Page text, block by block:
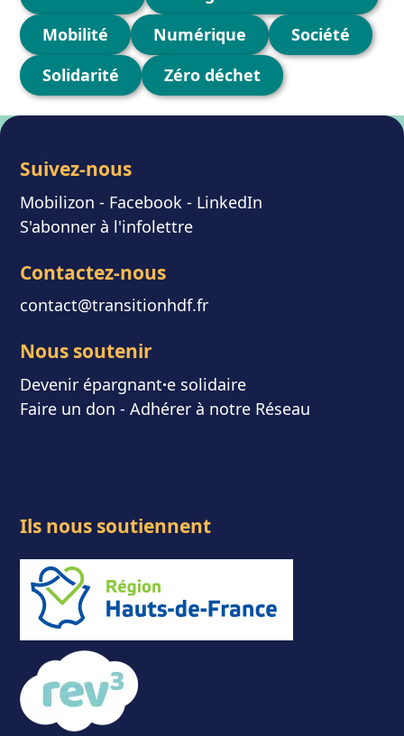
Mobilité
Numérique
Société
Solidarité
Zéro déchet
Suivez-nous
Mobilizon - Facebook - LinkedIn
S'abonner à l'infolettre
Contactez-nous
contact@transitionhdf.fr
Nous soutenir
Devenir épargnant⸱e solidaire
Faire un don - Adhérer à notre Réseau
Ils nous soutiennent